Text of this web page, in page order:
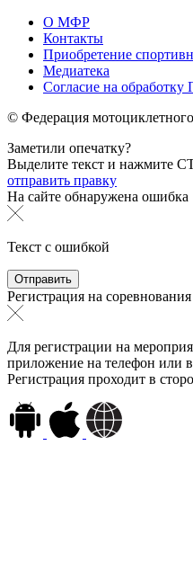
О МФР
Контакты
Приобретение
Медиатека
Согласие на обработку
© Федерация
Заметили опечатку?
Выделите текст и нажмите
отправить правку
На сайте обнаружена ошибка
Текст с ошибкой
Регистрация на
Для регистрации на
приложение на телефон или
Регистрация проходит в